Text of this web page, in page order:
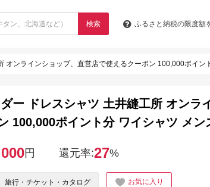
検索 ふるさと納税の限度額
オンラインショップ、直営店で使えるクーポン 100,000ポイン
ー ドレスシャツ 土井縫工所 オンラ
100,000ポイント分 ワイシャツ メ
円 還元率:27%
旅行・チケット・カタログ お気に入り